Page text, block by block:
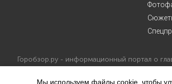
Горобзор.ру - информационный портал о
Мы используем файлы cookie, чтобы